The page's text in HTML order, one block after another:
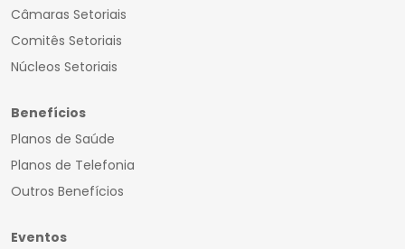
Câmaras Setoriais
Comitês Setoriais
Núcleos Setoriais
Benefícios
Planos de Saúde
Planos de Telefonia
Outros Benefícios
Eventos